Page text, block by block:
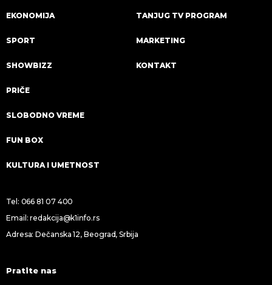
EKONOMIJA
SPORT
SHOWBIZZ
PRIČE
SLOBODNO VREME
FUN BOX
KULTURA I UMETNOST
TANJUG TV PROGRAM
MARKETING
KONTAKT
Tel: 066 81 07 400
Email:redakcija@k1info.rs
Adresa: Dečanska 12, Beograd, Srbija
Pratite nas